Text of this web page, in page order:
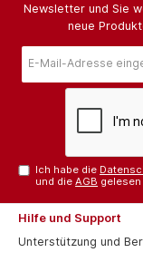
Newsletter und Sie
neue
Ich habe die
und dieAGB
Hilfe und Support
Unterstützung und